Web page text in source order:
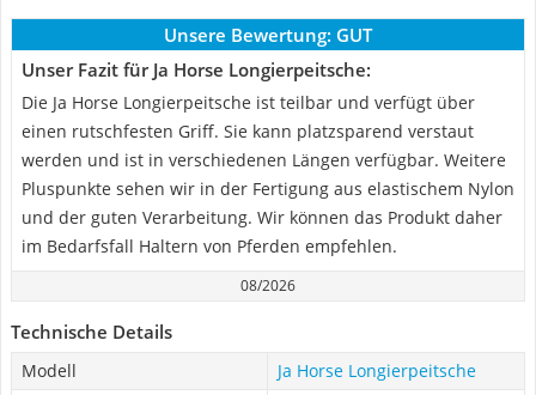
Unsere Bewertung: GUT
Unser Fazit für Ja Horse Longierpeitsche:
Die Ja Horse Longierpeitsche ist teilbar und verfügt über
einen rutschfesten Griff. Sie kann platzsparend verstaut
werden und ist in verschiedenen Längen verfügbar. Weitere
Pluspunkte sehen wir in der Fertigung aus elastischem Nylon
und der guten Verarbeitung. Wir können das Produkt daher
im Bedarfsfall Haltern von Pferden empfehlen.
08/2026
Technische Details
Modell
Ja Horse Longierpeitsche